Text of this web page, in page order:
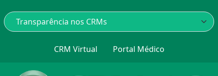
CRM Virtual Portal Médico